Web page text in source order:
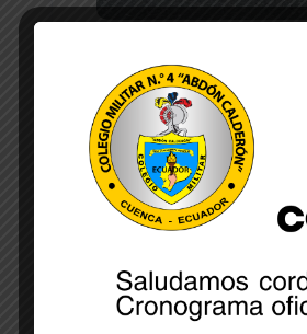
by Lourdes Quezada
La Unidad Educativa de
día de hoy jueves 23 de
la eucaristía de Acción de
comunidad educativa de
Share: